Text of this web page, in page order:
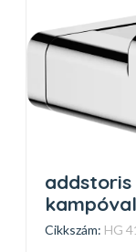
Cikkszám: HG